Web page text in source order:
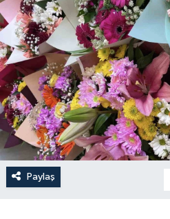
Paylaş
Mersin Tarihi
Özel Haber
Politika
Resmi İlan
Sağlık
Spor